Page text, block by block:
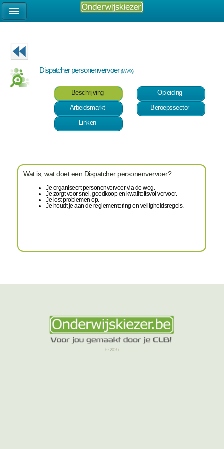
Dispatcher personenvervoer(M/V/X)
Beschrijving
Opleiding
Arbeidsmarkt
Beroepssector
Linken
Wat is, wat doet een Dispatcher personenvervoer?
Je organiseert personenvervoer via de weg.
Je zorgt voor snel, goedkoop en kwaliteitsvol vervoer.
Je lost problemen op.
Je houdt je aan de reglementering en veiligheidsregels.
© 2026